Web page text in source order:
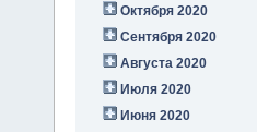
Октября 2020
Сентября 2020
Августа 2020
Июля 2020
Июня 2020